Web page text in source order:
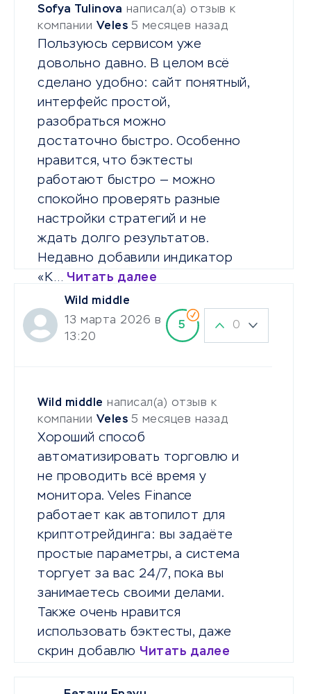
Sofya Tulinova написал(а) отзыв к
компании Veles 5 месяцев назад
Пользуюсь сервисом уже
довольно давно. В целом всё
сделано удобно: сайт понятный,
интерфейс простой,
разобраться можно
достаточно быстро. Особенно
нравится, что бэктесты
работают быстро — можно
спокойно проверять разные
настройки стратегий и не
ждать долго результатов.
Недавно добавили индикатор
«К… Читать далее
Wild middle
13 марта 2026 в
13:20
5 0
Wild middle написал(а) отзыв к
компании Veles 5 месяцев назад
Хороший способ
автоматизировать торговлю и
не проводить всё время у
монитора. Veles Finance
работает как автопилот для
криптотрейдинга: вы задаёте
простые параметры, а система
торгует за вас 24/7, пока вы
занимаетесь своими делами.
Также очень нравится
использовать бэктесты, даже
скрин добавлю Читать далее